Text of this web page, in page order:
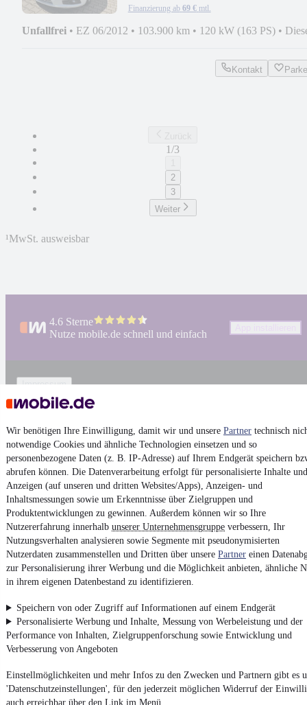
Wir benötigen Ihre Einwilligung, damit wir und unsere Partner technisch
notwendige Cookies und ähnliche Technologien einsetzen und so
personenbezogene Daten (z. B. IP-Adresse) auf Ihrem Endgerät speichern
abrufen können. Die Datenverarbeitung erfolgt für personalisierte Inhalte und
Anzeigen (auf unseren und dritten Websites/Apps), Anzeigen- und
Inhaltsmessungen sowie um Erkenntnisse über Zielgruppen und
Produktentwicklungen zu gewinnen. Außerdem können wir so Ihre
Nutzererfahrung innerhalb unserer Unternehmensgruppe verbessern, Ihr
Nutzungsverhalten analysieren sowie Segmente mit pseudonymisierten
Nutzerdaten zusammenstellen und Dritten über unsere Partner einen
zur Personalisierung ihrer Werbung und die Möglichkeit anbieten, ähnliche
in ihrem eigenen Datenbestand zu identifizieren.
Speichern von oder Zugriff auf Informationen auf einem Endgerät
Personalisierte Werbung und Inhalte, Messung von Werbeleistung und der
Performance von Inhalten, Zielgruppenforschung sowie Entwicklung und
Verbesserung von Angeboten
Einstellmöglichkeiten und mehr Infos zu den Zwecken und Partnern gibt es
'Datenschutzeinstellungen', für den jederzeit möglichen Widerruf der
auch erreichbar über den Link im Menü.
Finanzierung ab 69 € mtl.
Unfallfrei • EZ 06/2012 • 103.900 km • 120 kW (163 PS) •
Kontakt
1/3
2
3
Weiter
¹MwSt. ausweisbar
4.6 Sterne
Nutze mobile.de schnell und einfach
Impressum
AGB
Datenschutz
Datenschutzeinstellungen
Erklärung zur Barrierefreiheit
Report Security Vulnerability (English)
Powered by
VonAuto verkaufenüberE-Bikesund